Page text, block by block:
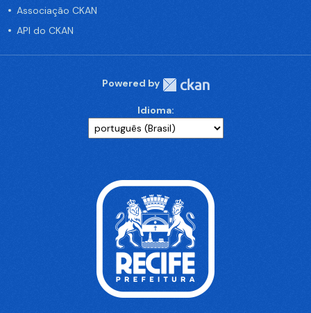
Associação CKAN
API do CKAN
Powered by
Idioma